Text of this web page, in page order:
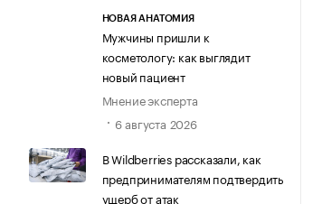
НОВАЯ АНАТОМИЯ
Мужчины пришли к
косметологу: как выглядит
новый пациент
Мнение эксперта
6 августа 2026
В Wildberries рассказали, как
предпринимателям подтвердить
ущерб от атак